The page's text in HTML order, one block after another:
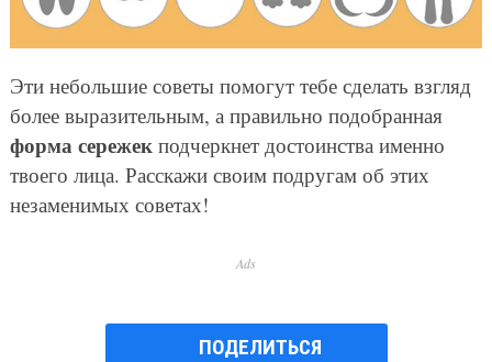
Эти небольшие советы помогут тебе сделать взгляд
более выразительным, а правильно подобранная
форма сережекподчеркнет достоинства именно
твоего лица. Расскажи своим подругам об этих
незаменимых советах!
Ads
ПОДЕЛИТЬСЯ